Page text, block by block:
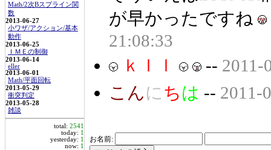
Math/2次Bスプライン関
数
2013-06-27
小ワザ/アクション/基本
動作
2013-06-25
ＩＭＥの制御
2013-06-14
eller
2013-06-01
Math/平面回転
2013-05-29
衝突判定
2013-05-28
雑談
total: 2541
today: 1
yesterday: 1
now: 1
が早かったですね
21:08:33
ｋｌｌ
-- 2011-
こんに ちは -- 2011-
お名前: